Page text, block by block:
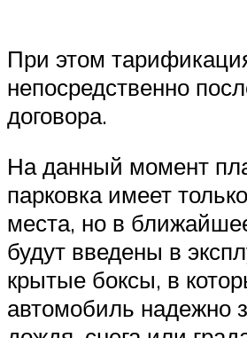
При этом
непосредственно
договора.
На данный момент
парковка имеет
места, но в
будут введены в
крытые боксы, в
автомобиль надежно